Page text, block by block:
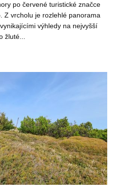
po červené turistické značce
Z vrcholu je rozlehlé panorama
výhledy na nejvyšší
žluté...